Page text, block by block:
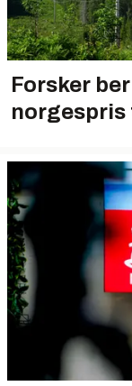
Forsker
norgespris